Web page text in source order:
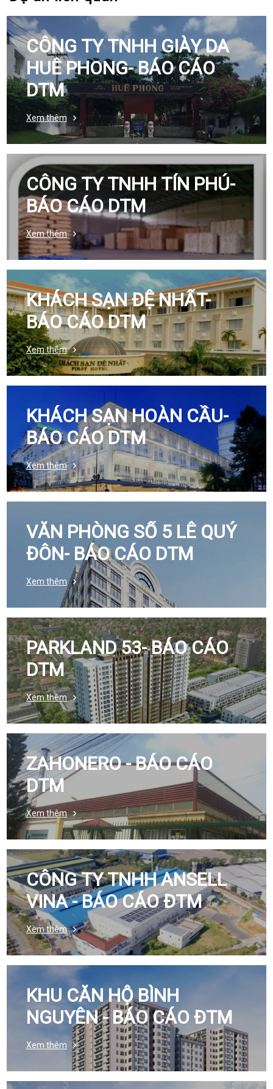
CÔNG TY TNHH GIÀY DA
HUÊ PHONG- BÁO CÁO
DTM
Xem thêm
CÔNG TY TNHH TÍN PHÚ-
BÁO CÁO DTM
Xem thêm
KHÁCH SẠN ĐỆ NHẤT-
BÁO CÁO DTM
Xem thêm
KHÁCH SẠN HOÀN CẦU-
BÁO CÁO DTM
Xem thêm
VĂN PHÒNG SỐ 5 LÊ QUÝ
ĐÔN- BÁO CÁO DTM
Xem thêm
PARKLAND 53- BÁO CÁO
DTM
Xem thêm
ZAHONERO - BÁO CÁO
DTM
Xem thêm
CÔNG TY TNHH ANSELL
VINA - BÁO CÁO ĐTM
Xem thêm
KHU CĂN HỘ BÌNH
NGUYÊN - BÁO CÁO ĐTM
Xem thêm